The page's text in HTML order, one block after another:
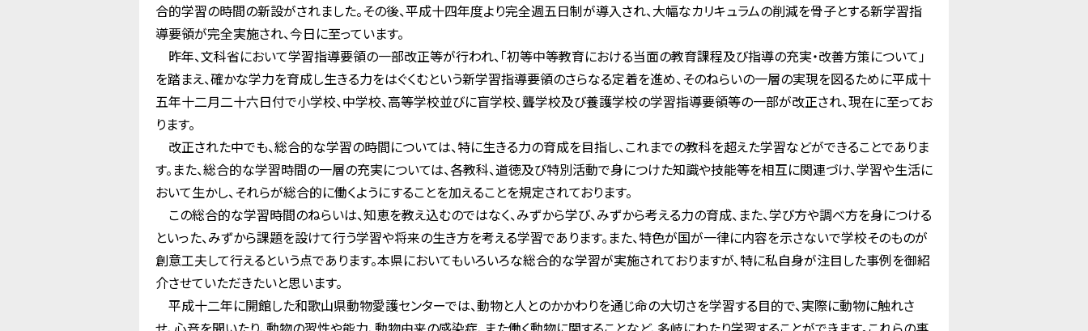
合的学習の時間の新設がされました。その後、平成十四年度より完全週五日制が導入され、大幅なカリキュラムの削減を骨子とする新学習指
導要領が完全実施され、今日に至っています。
昨年、文科省において学習指導要領の一部改正等が行われ、「初等中等教育における当面の教育課程及び指導の充実・改善方策について」
を踏まえ、確かな学力を育成し生きる力をはぐくむという新学習指導要領のさらなる定着を進め、そのねらいの一層の実現を図るために平成十
五年十二月二十六日付で小学校、中学校、高等学校並びに盲学校、聾学校及び養護学校の学習指導要領等の一部が改正され、現在に至ってお
ります。
改正された中でも、総合的な学習の時間については、特に生きる力の育成を目指し、これまでの教科を超えた学習などができることでありま
す。また、総合的な学習時間の一層の充実については、各教科、道徳及び特別活動で身につけた知識や技能等を相互に関連づけ、学習や生活に
おいて生かし、それらが総合的に働くようにすることを加えることを規定されております。
この総合的な学習時間のねらいは、知恵を教え込むのではなく、みずから学び、みずから考える力の育成、また、学び方や調べ方を身につける
といった、みずから課題を設けて行う学習や将来の生き方を考える学習であります。また、特色が国が一律に内容を示さないで学校そのものが
創意工夫して行えるという点であります。本県においてもいろいろな総合的な学習が実施されておりますが、特に私自身が注目した事例を御紹
介させていただきたいと思います。
平成十二年に開館した和歌山県動物愛護センターでは、動物と人とのかかわりを通じ命の大切さを学習する目的で、実際に動物に触れさ